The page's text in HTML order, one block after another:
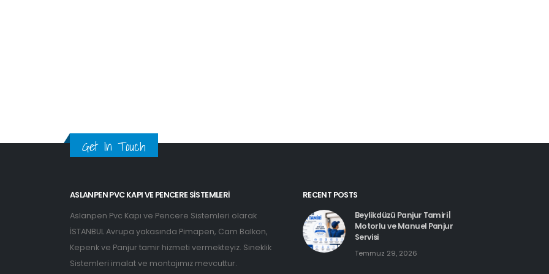
Get In Touch
ASLANPEN PVC KAPI VE PENCERE SISTEMLERI
Aslanpen Pvc Kapı ve Pencere Sistemleri olarak
İSTANBUL Avrupa yakasında Pimapen, Cam Balkon,
Kepenk ve Panjur tamir hizmeti vermekteyiz. Sineklik
Sistemleri imalat ve montajımız mevcuttur.
RECENT POSTS
Beylikdüzü Panjur Tamiri |
Motorlu ve Manuel Panjur
Servisi
Temmuz 29, 2026